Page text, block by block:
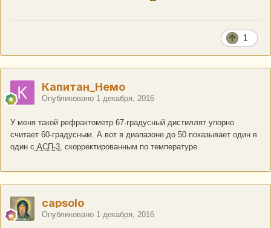
1
Капитан_Немо
Опубликовано 1 декабря, 2016
У меня такой рефрактометр 67-градусный дистиллят упорно
считает 60-градусным. А вот в диапазоне до 50 показывает один в
один с АСП-3, скорректированным по температуре.
capsolo
Опубликовано 1 декабря, 2016